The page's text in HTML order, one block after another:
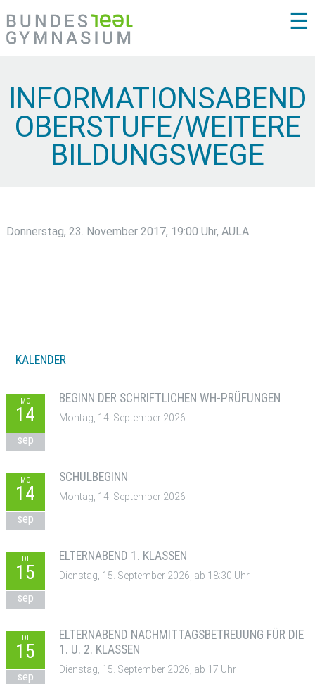
☰
INFORMATIONSABEND
OBERSTUFE/WEITERE
BILDUNGSWEGE
Donnerstag, 23. November 2017, 19:00 Uhr, AULA
KALENDER
MO
14
sep
BEGINN DER SCHRIFTLICHEN WH-PRÜFUNGEN
Montag, 14. September 2026
MO
14
sep
SCHULBEGINN
Montag, 14. September 2026
DI
15
sep
ELTERNABEND 1. KLASSEN
Dienstag, 15. September 2026, ab 18:30 Uhr
DI
15
sep
ELTERNABEND NACHMITTAGSBETREUUNG FÜR DIE
1. U. 2. KLASSEN
Dienstag, 15. September 2026, ab 17 Uhr